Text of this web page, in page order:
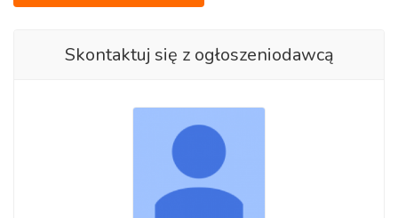
Skontaktuj się z ogłoszeniodawcą